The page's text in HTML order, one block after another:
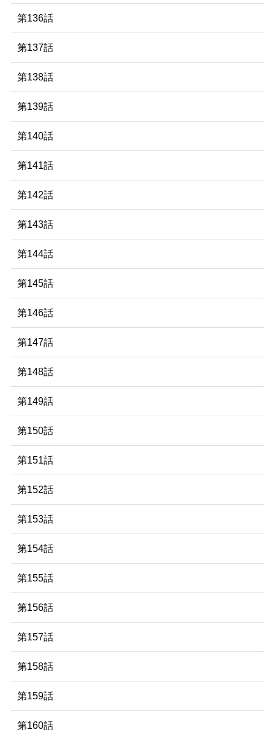
第136話
第137話
第138話
第139話
第140話
第141話
第142話
第143話
第144話
第145話
第146話
第147話
第148話
第149話
第150話
第151話
第152話
第153話
第154話
第155話
第156話
第157話
第158話
第159話
第160話